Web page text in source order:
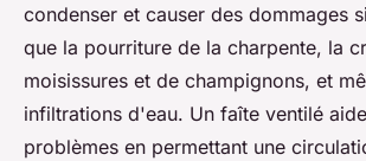
condenser et causer des dommages
que la pourriture de la charpente, la
moisissures et de champignons, et
infiltrations d'eau. Un faîte ventilé
problèmes en permettant une